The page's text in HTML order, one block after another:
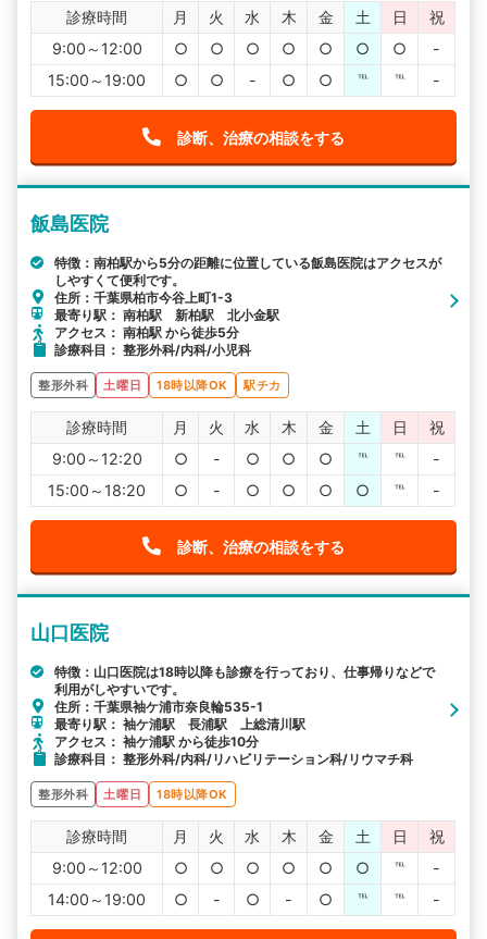
診療時間 月 火 水 木 金 土 日
祝
9:00～12:00
○ ○ ○ ○ ○ ○ ○
-
15:00～19:00
○ ○ - ○ ○ ℡ ℡ -
診断、治療の相談をする
飯島医院
特徴：南柏駅から5分の距離に位置している飯島医院はアクセスが
しやすくて便利です。
住所：千葉県柏市今谷上町1-3
最寄り駅： 南柏駅 新柏駅 北小金駅
アクセス： 南柏駅 から徒歩5分
診療科目： 整形外科/内科/小児科
整形外科 土曜日 18時以降OK 駅チカ
診療時間 月 火 水 木 金 土 日
祝
9:00～12:20
○ - ○ ○ ○ ℡ ℡
-
15:00～18:20
○ - ○ ○ ○ ○ ℡ -
診断、治療の相談をする
山口医院
特徴：山口医院は18時以降も診療を行っており、仕事帰りなどで
利用がしやすいです。
住所：千葉県袖ケ浦市奈良輪535-1
最寄り駅： 袖ケ浦駅 長浦駅 上総清川駅
アクセス： 袖ケ浦駅 から徒歩10分
診療科目： 整形外科/内科/リハビリテーション科/リウマチ科
整形外科 土曜日 18時以降OK
診療時間 月 火 水 木 金 土 日
祝
9:00～12:00
○ ○ ○ ○ ○ ○ ℡
-
14:00～19:00
○ - ○ - ○ ℡ ℡ -